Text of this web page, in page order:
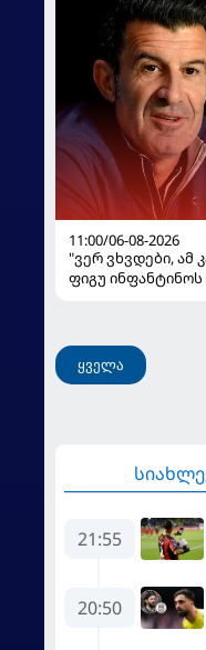
11:00/06-08-2026
"ვერ ვხვდები, ამ
ფიგუ
ყველა
21:55
20:50